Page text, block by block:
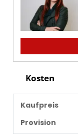
Kosten
Kaufpreis
Provision